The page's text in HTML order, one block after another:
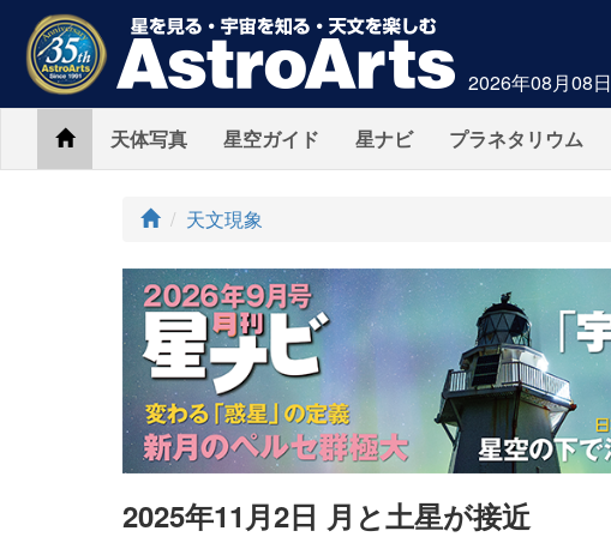
2026年08月08日
Home天体写真 星空ガイド 星ナビ プラネタリウム
ト
プ
天文現象
2025年11月2日 月と土星が接近